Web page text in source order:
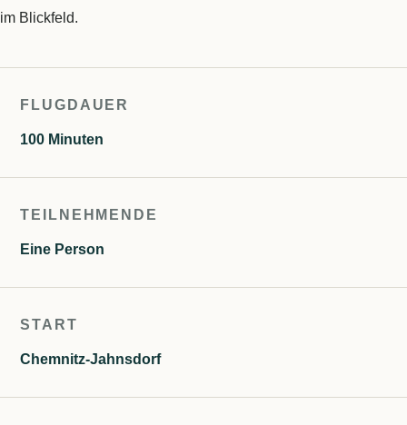
im Blickfeld.
FLUGDAUER
100 Minuten
TEILNEHMENDE
Eine Person
START
Chemnitz-Jahnsdorf